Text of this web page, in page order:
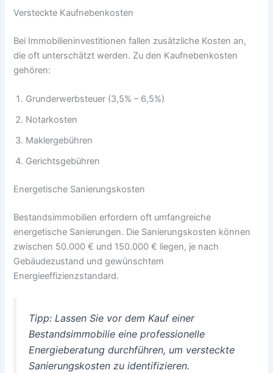
Versteckte Kaufnebenkosten
Bei Immobilieninvestitionen fallen zusätzliche Kosten an,
die oft unterschätzt werden. Zu den Kaufnebenkosten
gehören:
Grunderwerbsteuer (3,5% – 6,5%)
Notarkosten
Maklergebühren
Gerichtsgebühren
Energetische Sanierungskosten
Bestandsimmobilien erfordern oft umfangreiche
energetische Sanierungen. Die Sanierungskosten können
zwischen 50.000 € und 150.000 € liegen, je nach
Gebäudezustand und gewünschtem
Energieeffizienzstandard.
Tipp: Lassen Sie vor dem Kauf einer
Bestandsimmobilie eine professionelle
Energieberatung durchführen, um versteckte
Sanierungskosten zu identifizieren.